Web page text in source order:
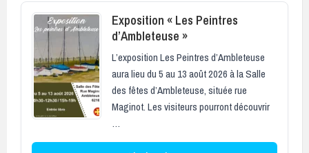
Exposition « Les Peintres
d’Ambleteuse »
L’exposition Les Peintres d’Ambleteuse
aura lieu du 5 au 13 août 2026 à la Salle
des fêtes d’Ambleteuse, située rue
Maginot. Les visiteurs pourront découvrir
…